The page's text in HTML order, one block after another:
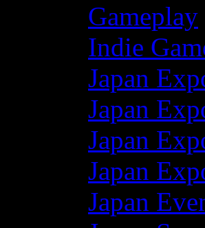
Gameplay
Indie
Japan
Japan
Japan
Japan
Japan